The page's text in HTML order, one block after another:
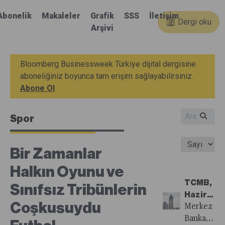
Makaleler
Grafik
Arşivi
SSS İletişim
Dergi oku
Bloomberg Businessweek Türkiye dijital dergisine
aboneliğiniz boyunca tam erişim sağlayabilirsiniz.
Abone Ol
Spor
Bir Zamanlar
Halkın Oyunu ve
Sınıfsız Tribünlerin
Coşkusuydu
TCMB,
Haziran
Ayında
Temkinli
Merkez
Bankası,